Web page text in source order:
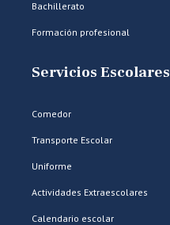
Bachillerato
Formación profesional
Servicios Escolares
Comedor
Transporte Escolar
Uniforme
Actividades Extraescolares
Calendario escolar